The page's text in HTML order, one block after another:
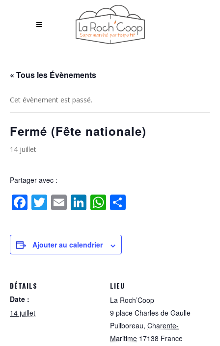
« Tous les Évènements
Cet évènement est passé.
Fermé (Fête nationale)
14 juillet
Partager avec :
Facebook
Twitter
EmailLinkedIn
WhatsApp
Ajouter au calendrier
DÉTAILS
Date :
14 juillet
LIEU
La Roch’Coop
9 place Charles de Gaulle
Puilboreau, Charente-
Maritime 17138 France